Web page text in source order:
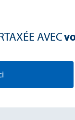
AVEC